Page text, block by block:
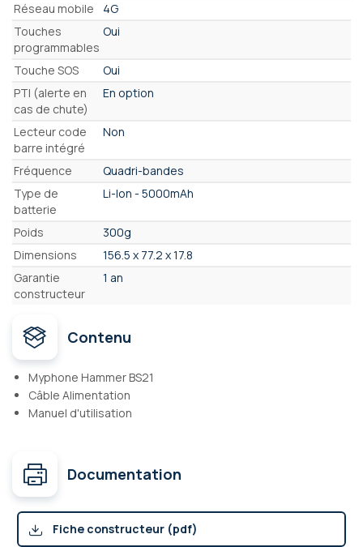
Réseau mobile
4G
Touches
programmables
Oui
Touche SOS
Oui
PTI (alerte en
cas de chute)
En option
Lecteur code
barre intégré
Non
Fréquence
Quadri-bandes
Type de
batterie
Li-Ion - 5000mAh
Poids
300g
Dimensions
156.5 x 77.2 x 17.8
Garantie
constructeur
1 an
Contenu
Myphone Hammer BS21
Câble Alimentation
Manuel d'utilisation
Documentation
Fiche constructeur (pdf)